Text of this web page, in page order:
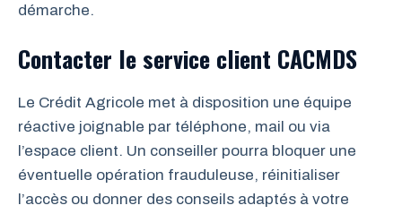
démarche.
Contacter le service client CACMDS
Le Crédit Agricole met à disposition une équipe
réactive joignable par téléphone, mail ou via
l’espace client. Un conseiller pourra bloquer une
éventuelle opération frauduleuse, réinitialiser
l’accès ou donner des conseils adaptés à votre